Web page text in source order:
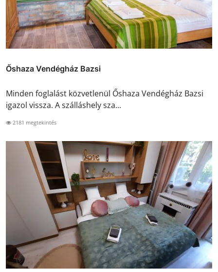
Őshaza Vendégház Bazsi
Minden foglalást közvetlenül Őshaza Vendégház Bazsi
igazol vissza. A szálláshely sza...
2181 megtekintés